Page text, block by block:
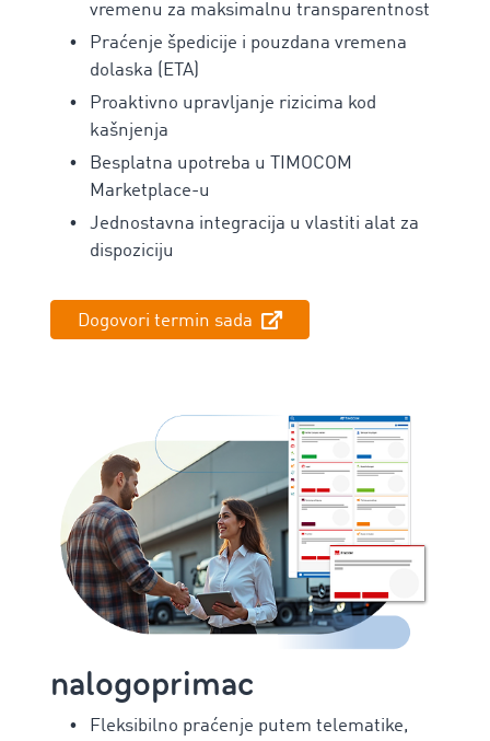
vremenu za maksimalnu transparentnost
Praćenje špedicije i pouzdana vremena
dolaska (ETA)
Proaktivno upravljanje rizicima kod
kašnjenja
Besplatna upotreba u TIMOCOM
Marketplace-u
Jednostavna integracija u vlastiti alat za
dispoziciju
Dogovori termin sada
nalogoprimac
Fleksibilno praćenje putem telematike,